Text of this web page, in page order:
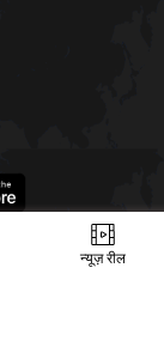
न्यूज़ रील
बायोग्राफी